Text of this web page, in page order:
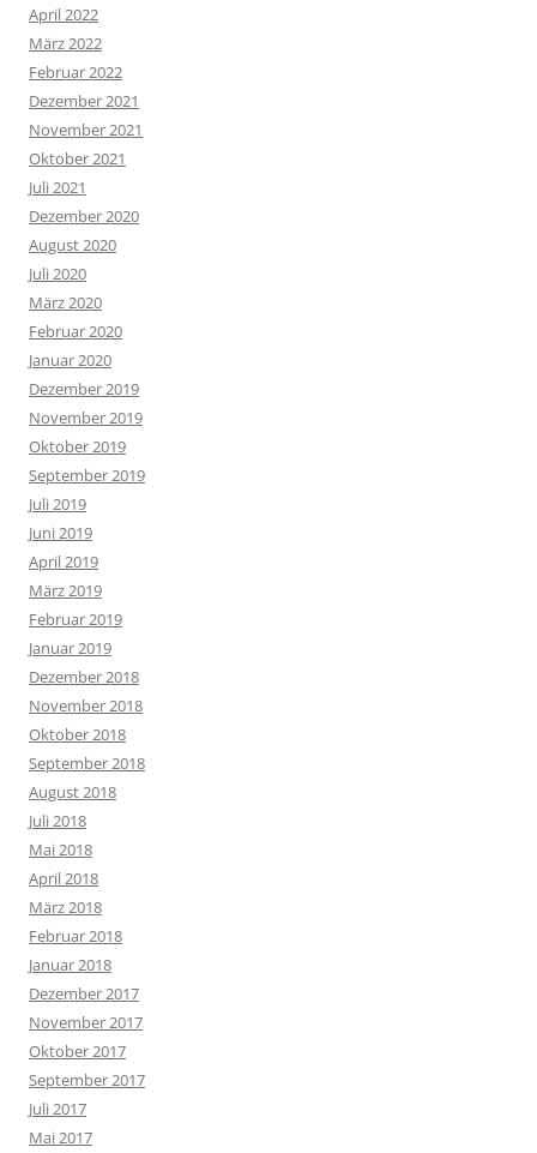
April 2022
März 2022
Februar 2022
Dezember 2021
November 2021
Oktober 2021
Juli 2021
Dezember 2020
August 2020
Juli 2020
März 2020
Februar 2020
Januar 2020
Dezember 2019
November 2019
Oktober 2019
September 2019
Juli 2019
Juni 2019
April 2019
März 2019
Februar 2019
Januar 2019
Dezember 2018
November 2018
Oktober 2018
September 2018
August 2018
Juli 2018
Mai 2018
April 2018
März 2018
Februar 2018
Januar 2018
Dezember 2017
November 2017
Oktober 2017
September 2017
Juli 2017
Mai 2017